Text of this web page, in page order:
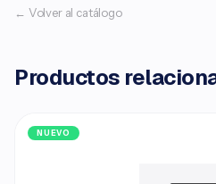
← Volver al catálogo
Productos
NUEVO